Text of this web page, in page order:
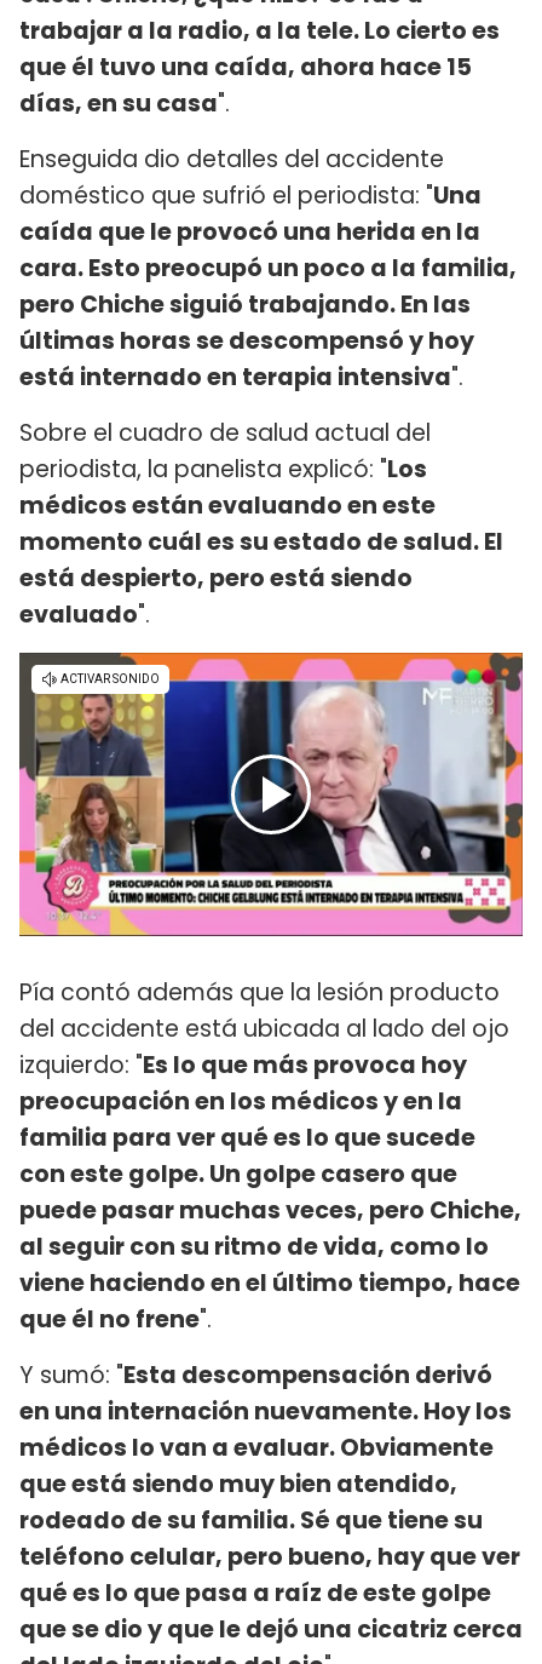
trabajar a la radio, a la tele. Lo cierto es
que él tuvo una caída, ahora hace 15
días, en su casa".
Enseguida dio detalles del accidente
doméstico que sufrió el periodista: "Una
caída que le provocó una herida en la
cara. Esto preocupó un poco a la familia,
pero Chiche siguió trabajando. En las
últimas horas se descompensó y hoy
está internado en terapia intensiva".
Sobre el cuadro de salud actual del
periodista, la panelista explicó: "Los
médicos están evaluando en este
momento cuál es su estado de salud. El
está despierto, pero está siendo
evaluado".
Pía contó además que la lesión producto
del accidente está ubicada al lado del ojo
izquierdo: "Es lo que más provoca hoy
preocupación en los médicos y en la
familia para ver qué es lo que sucede
con este golpe. Un golpe casero que
puede pasar muchas veces, pero Chiche,
al seguir con su ritmo de vida, como lo
viene haciendo en el último tiempo, hace
que él no frene".
Y sumó: "Esta descompensación derivó
en una internación nuevamente. Hoy los
médicos lo van a evaluar. Obviamente
que está siendo muy bien atendido,
rodeado de su familia. Sé que tiene su
teléfono celular, pero bueno, hay que ver
qué es lo que pasa a raíz de este golpe
que se dio y que le dejó una cicatriz cerca